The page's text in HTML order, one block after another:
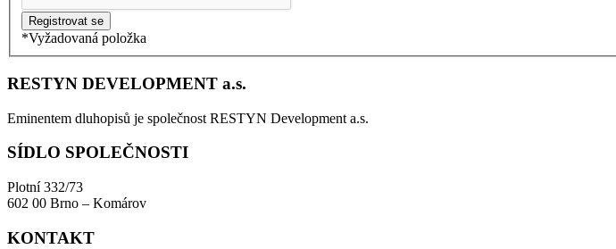
*Vyžadovaná položka
RESTYN DEVELOPMENT a.s.
Eminentem dluhopisů je společnost RESTYN Development a.s.
SÍDLO SPOLEČNOSTI
Plotní 332/73
602 00 Brno – Komárov
KONTAKT